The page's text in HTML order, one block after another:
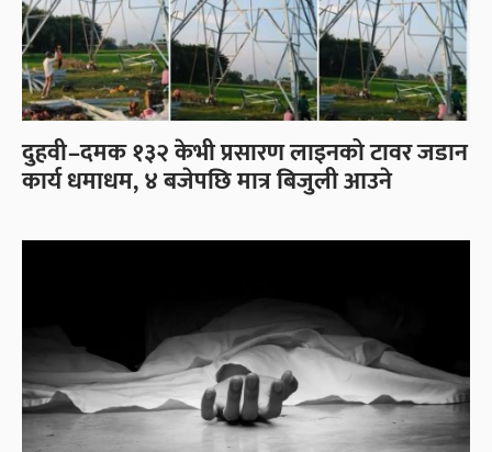
दुहवी–दमक १३२ केभी प्रसारण लाइनको टावर जडान
कार्य धमाधम, ४ बजेपछि मात्र बिजुली आउने